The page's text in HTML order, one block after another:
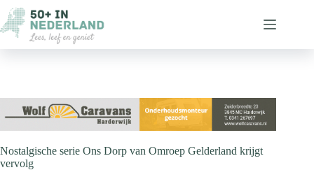
naar
de
inhoud
Nostalgische serie Ons Dorp van Omroep Gelderland krijgt
vervolg